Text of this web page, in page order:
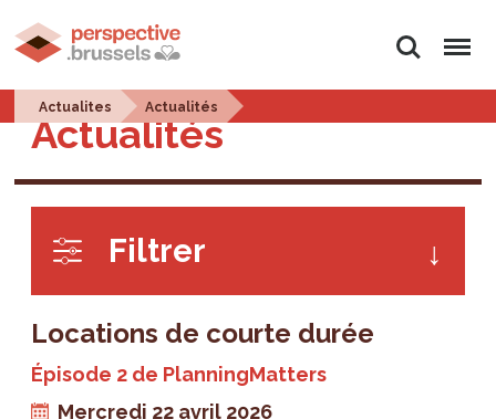
Rechercher
Menu
Actualites Actualités
Actualités
Filtrer
Locations de courte durée
Épisode 2 de PlanningMatters
Mercredi 22 avril 2026